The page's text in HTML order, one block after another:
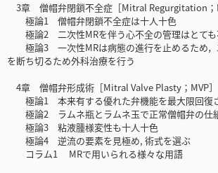
3章 僧帽弁閉鎖不全症［Mitral Regurgitation
極論1 僧帽弁閉鎖不全症は十人十色
極論2 二次性MRを伴う心不全の管理はとても
極論3 一次性MRは病態の進行を止めるため，
を断ち切るため外科治療を行う
4章 僧帽弁形成術［Mitral Valve Plasty；MVP
極論1 本来有する優れた弁機能を最大限回復
極論2 ラムネ瓶とラムネ玉で正常僧帽弁の仕
極論3 粘液腫様変性も十人十色
極論4 逆流の要素を見極め, 術式を選ぶ
コラム1 MRで用いられる様々な用語